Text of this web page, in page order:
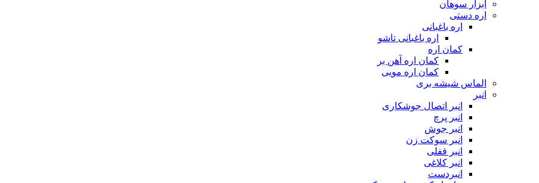
ابزار سوهان
اره دستی
اره باغبانی
اره باغبانی تاشو
کمان اره
کمان اره آهن بر
کمان اره مویی
الماس شیشه بری
انبر
انبر اتصال جوشکاری
انبر پرچ
انبر جوش
انبر سوکت زن
انبر قفلی
انبر کلاغی
انبردست